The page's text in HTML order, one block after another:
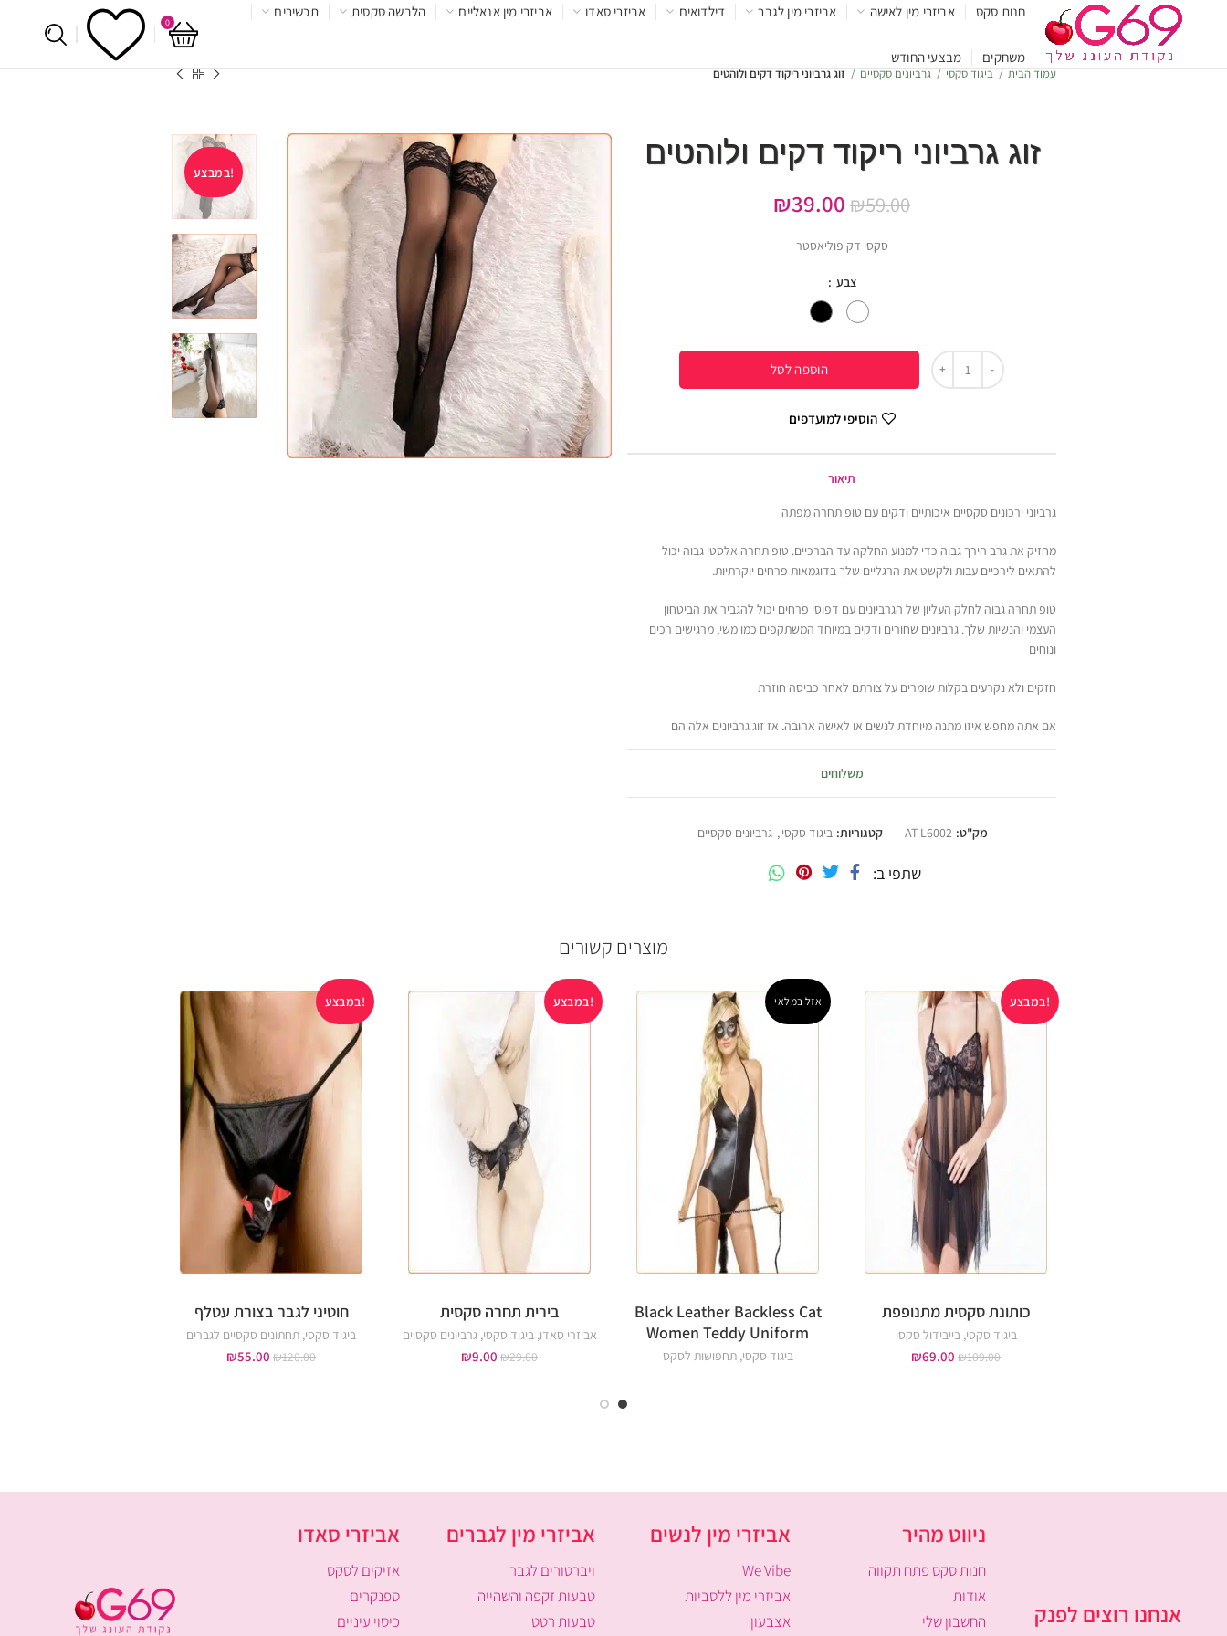
חנות סקס אביזרי מין לאישה אביזרי מין לגבר דילדואים אביזרי סאדו אביזרי מין אנאליים הלבשה סקסית תכשירים
משחקים מבצעי החודש
0
עמוד הבית ביגוד סקסי גרביונים סקסיים זוג גרביוני ריקוד דקים ולוהטים
במבצע!
זוג גרביוני ריקוד דקים ולוהטים
₪59.00
₪39.00
סקסי דק פוליאסטר
צבע
הוספה לסל
הוסיפי למועדפים
תיאור
גרביוני ירכונים סקסיים איכותיים ודקים עם טופ תחרה מפתה
מחזיק את גרב הירך גבוה כדי למנוע החלקה עד הברכיים. טופ תחרה אלסטי גבוה יכול
להתאים לירכיים עבות ולקשט את הרגליים שלך בדוגמאות פרחים יוקרתיות.
טופ תחרה גבוה לחלק העליון של הגרביונים עם דפוסי פרחים יכול להגביר את הביטחון
העצמי והנשיות שלך. גרביונים שחורים ודקים במיוחד המשתקפים כמו משי, מרגישים רכים
ונוחים
חזקים ולא נקרעים בקלות שומרים על צורתם לאחר כביסה חוזרת
אם אתה מחפש איזו מתנה מיוחדת לנשים או לאישה אהובה, אז זוג גרביונים אלה הם
משלוחים
מק"ט: AT-L6002 קטגוריות: ביגוד סקסי, גרביונים סקסיים
שתפי ב
מוצרים קשורים
במבצע!
כותונת סקסית מתנופפת
ביגוד סקסי,בייבידול סקסי
₪109.00
₪69.00
אזל במלאי
Black Leather Backless Cat
Women Teddy Uniform
ביגוד סקסי,תחפושות לסקס
במבצע!
בירית תחרה סקסית
אביזרי סאדו,ביגוד סקסי,גרביונים סקסיים
₪29.00
₪9.00
במבצע!
חוטיני לגבר בצורת עטלף
ביגוד סקסי, תחתונים סקסיים לגברים
₪120.00
₪55.00
אנחנו רוצים לפנק
ניווט מהיר
חנות סקס פתח תקווה
אודות
החשבון שלי
אביזרי מין לנשים
We Vibe
אביזרי מין ללסביות
אצבעון
אביזרי מין לגברים
ויברטורים לגבר
טבעות זקפה והשהייה
טבעות רטט
אביזרי סאדו
אזיקים לסקס
ספנקרים
כיסוי עיניים